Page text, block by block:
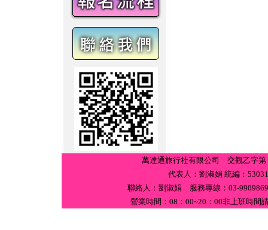
萬達通旅行社有限公司 交觀乙字第
代表人：劉淑娟 統編：
聯絡人：劉淑娟 服務專線： 03-
營業時間： 08 ： 00~20 ： 00非上班時間